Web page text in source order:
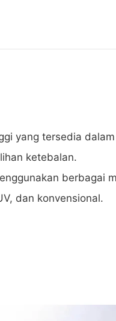
yang tersedia dalam
ketebalan.
berbagai
dan konvensional.